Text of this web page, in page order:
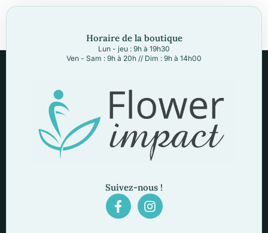
Suivez-nous !
Horaire de la boutique
Lun - jeu : 9h à 19h30
Ven - Sam : 9h à 20h // Dim : 9h à 14h00